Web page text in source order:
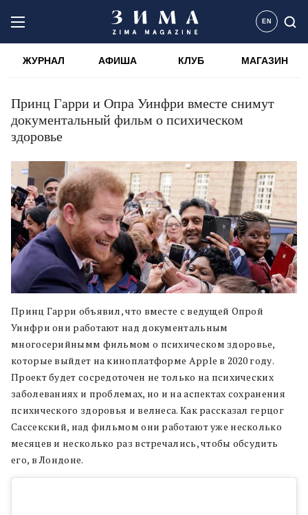
EN
ЖУРНАЛ АФИША КЛУБ МАГАЗИН
Принц Гарри и Опра Уинфри вместе снимут
документальный фильм о психическом
здоровье
Принц Гарри объявил, что вместе с ведущей Опрой
Уинфри они работают над документальным
многосерийнымм фильмом о психическом здоровье,
которые выйдет на киноплатформе Apple в 2020 году.
Проект будет сосредоточен не только на психических
заболеваниях и проблемах, но и на аспектах сохранения
психического здоровья и велнеса. Как рассказал герцог
Сассекский, над фильмом они работают уже несколько
месяцев и несколько раз встречались, чтобы обсудить
его, в Лондоне.